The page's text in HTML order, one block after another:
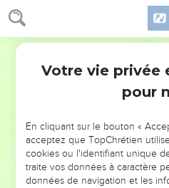
NE MANQUEZ
DE
ET SI LEURS ERREURS
Votre vie privée
pour
En cliquant sur le bouton «
acceptez que TopChrétien
cookies ou l'identifiant unique
traite vos données à caractère
données de navigation et les